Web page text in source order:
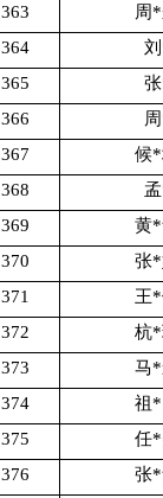
363
周
364
365
366
367
候
368
369
黄
370
张
371
王
372
杭
373
马
374
祖
375
任
376
张